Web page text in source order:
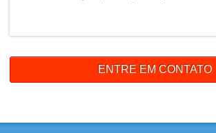
ENTRE EM CONTATO